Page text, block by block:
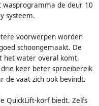
de deur 10
systeem.
voorwerpen worden
schoongemaakt. De
het water overal komt.
keer beter sproeibereik
de vaat zich ook bevindt.
QuickLift-korf biedt. Zelfs